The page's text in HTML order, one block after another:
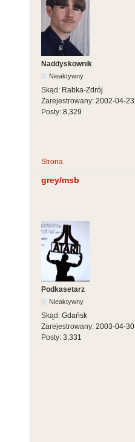
Naddyskownik
Nieaktywny
Skąd: Rabka-Zdrój
Zarejestrowany: 2002-04-23
Posty: 8,329
Strona
grey/msb
Podkasetarz
Nieaktywny
Skąd: Gdańsk
Zarejestrowany: 2003-04-30
Posty: 3,331